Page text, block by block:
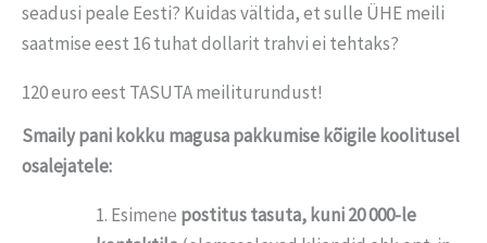
seadusi peale Eesti? Kuidas vältida, et sulle ÜHE meili
saatmise eest 16 tuhat dollarit trahvi ei tehtaks?
120 euro eest TASUTA meiliturundust!
Smaily pani kokku magusa pakkumise kõigile koolitusel
osalejatele:
Esimene postitus tasuta, kuni 20 000-le